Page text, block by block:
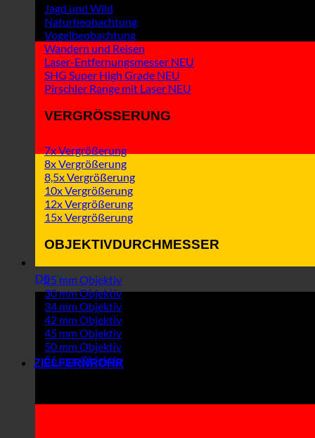
DE
Jagd und Wild
Naturbeobachtung
Vogelbeobachtung
Wandern und Reisen
Laser-Entfernungsmesser
SHG Super High Grade
Pirschler Range mit Laser
VERGRÖSSERUNG
7x Vergrößerung
8x Vergrößerung
8,5x Vergrößerung
10x Vergrößerung
12x Vergrößerung
15x Vergrößerung
OBJEKTIVDURCHMESSER
25 mm Objektiv
30 mm Objektiv
34 mm Objektiv
42 mm Objektiv
45 mm Objektiv
50 mm Objektiv
56 mm Objektiv
ZIELFERNROHR